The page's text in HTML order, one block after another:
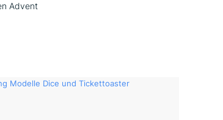
Advent